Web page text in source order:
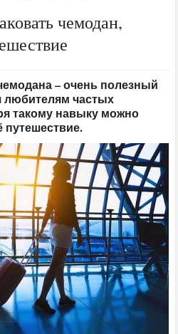
чемодан,
– очень полезный
любителям частых
такому навыку можно
путешествие.